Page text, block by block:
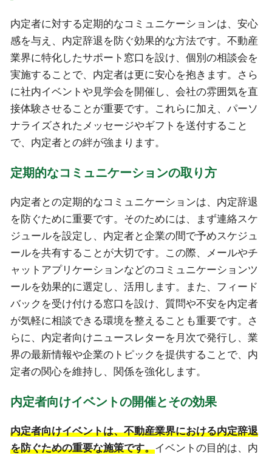
内定者に対する定期的なコミュニケーションは、安心
感を与え、内定辞退を防ぐ効果的な方法です。不動産
業界に特化したサポート窓口を設け、個別の相談会を
実施することで、内定者は更に安心を抱きます。さら
に社内イベントや見学会を開催し、会社の雰囲気を直
接体験させることが重要です。これらに加え、パーソ
ナライズされたメッセージやギフトを送付すること
で、内定者との絆が強まります。
定期的なコミュニケーションの取り方
内定者との定期的なコミュニケーションは、内定辞退
を防ぐために重要です。そのためには、まず連絡スケ
ジュールを設定し、内定者と企業の間で予めスケジュ
ールを共有することが大切です。この際、メールやチ
ャットアプリケーションなどのコミュニケーションツ
ールを効果的に選定し、活用します。また、フィード
バックを受け付ける窓口を設け、質問や不安を内定者
が気軽に相談できる環境を整えることも重要です。さ
らに、内定者向けニュースレターを月次で発行し、業
界の最新情報や企業のトピックを提供することで、内
定者の関心を維持し、関係を強化します。
内定者向けイベントの開催とその効果
内定者向けイベントは、不動産業界における内定辞退
を防ぐための重要な施策です。イベントの目的は、内